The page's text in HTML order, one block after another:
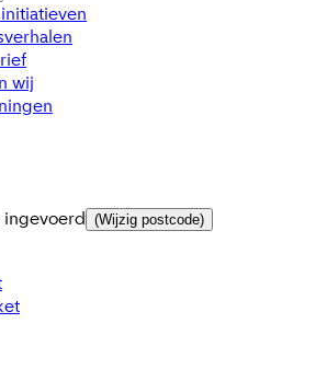
wij
ingevoerd (Wijzig postcode)